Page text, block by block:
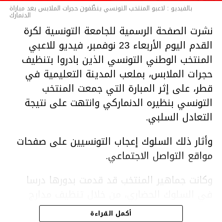
بالفيديو : لاعبو المنتخب التونسي ينظّفون حجرات الملابس بعد مباراة
الدنمارك
نشرت الصفحة الرسمية للجامعة التونسية لكرة
القدم اليوم الأربعاء 23 نوفمبر، فيديو للاعبي
المنتخب الوطني التونسي الذين بادروا بتنظيف
حجرات الملابس، بملعب المدينة التعليمية في
قطر، على إثر المبارة التي جمعت المنتخب
التونسي بنظيره الدنماركي وانتهت على نتيجة
التعادل السلبي.
وأثار ذلك السلوك إعجاب التونسيين على صفحات
مواقع التواصل الاجتماعي.
وكانت جماهير المنتخب قد قدمت بدورها درسا
الملعب في أعقاب المباراة.
أكمل القراءة